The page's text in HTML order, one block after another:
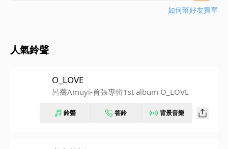
如何幫好友買單
人氣鈴聲
O_LOVE
呂薔Amuyi-首張專輯1st album O_LOVE
鈴聲 答鈴 背景音樂